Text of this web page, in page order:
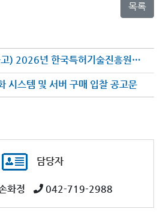
목록
2026년 한국특허기술진흥원 업무용PC 임차사업
시스템 및 서버 구매 입찰 공고문
담당자
화정 042-719-2988